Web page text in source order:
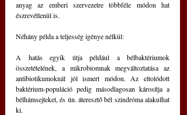
anyag az emberi szervezetre többféle módon hat
észrevétlenül is.
Néhány példa a teljesség igénye nélkül:
A hatás egyik útja például a bélbaktériumok
összetételének, a mikrobiomnak megváltoztatása az
antibiotikumoknál jól ismert módon. Az eltolódott
baktérium-populáció pedig másodlagosan károsítja a
bélhámsejteket, és ún. áteresztő bél szindróma alakulhat
ki.